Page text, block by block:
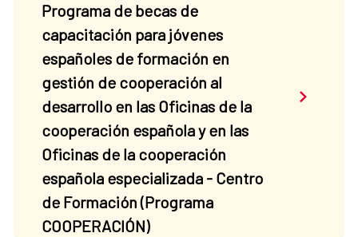
Programa de becas de
capacitación para jóvenes
españoles de formación en
gestión de cooperación al
desarrollo en las Oficinas de la
cooperación española y en las
Oficinas de la cooperación
española especializada - Centro
de Formación (Programa
COOPERACIÓN)
Saber